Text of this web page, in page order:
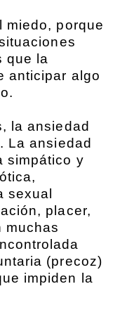
miedo, porque
que la
anticipar algo
la ansiedad
La ansiedad
simpático y
sexual
placer,
muchas
(precoz)
impiden la